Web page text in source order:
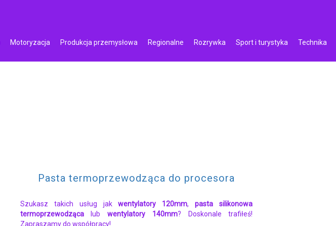
Motoryzacja Produkcja przemysłowa Regionalne Rozrywka Sport i turystyka
Technika
Pasta termoprzewodząca do procesora
Szukasz takich usług jakwentylatory 120mm,pasta silikonowa
termoprzewodzącalubwentylatory 140mm? Doskonale trafiłeś!
Zapraszamy do współpracy!